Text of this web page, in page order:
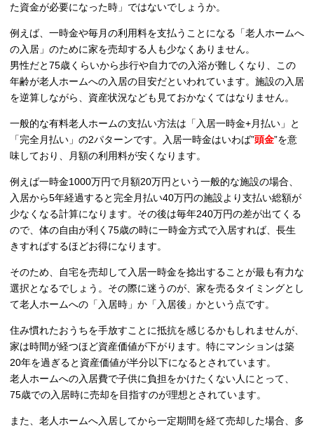
た資金が必要になった時」ではないでしょうか。
例えば、一時金や毎月の利用料を支払うことになる「老人ホームへ
の入居」のために家を売却する人も少なくありません。
男性だと75歳くらいから歩行や自力での入浴が難しくなり、この
年齢が老人ホームへの入居の目安だといわれています。施設の入居
を逆算しながら、資産状況なども見ておかなくてはなりません。
一般的な有料老人ホームの支払い方法は「入居一時金+月払い」と
「完全月払い」の2パターンです。入居一時金はいわば”頭金”を意
味しており、月額の利用料が安くなります。
例えば一時金1000万円で月額20万円という一般的な施設の場合、
入居から5年経過すると完全月払い40万円の施設より支払い総額が
少なくなる計算になります。その後は毎年240万円の差が出てくる
ので、体の自由が利く75歳の時に一時金方式で入居すれば、長生
きすればするほどお得になります。
そのため、自宅を売却して入居一時金を捻出することが最も有力な
選択となるでしょう。その際に迷うのが、家を売るタイミングとし
て老人ホームへの「入居時」か「入居後」かという点です。
住み慣れたおうちを手放すことに抵抗を感じるかもしれませんが、
家は時間が経つほど資産価値が下がります。特にマンションは築
20年を過ぎると資産価値が半分以下になるとされています。
老人ホームへの入居費で子供に負担をかけたくない人にとって、
75歳での入居時に売却を目指すのが理想とされています。
また、老人ホームへ入居してから一定期間を経て売却した場合、多